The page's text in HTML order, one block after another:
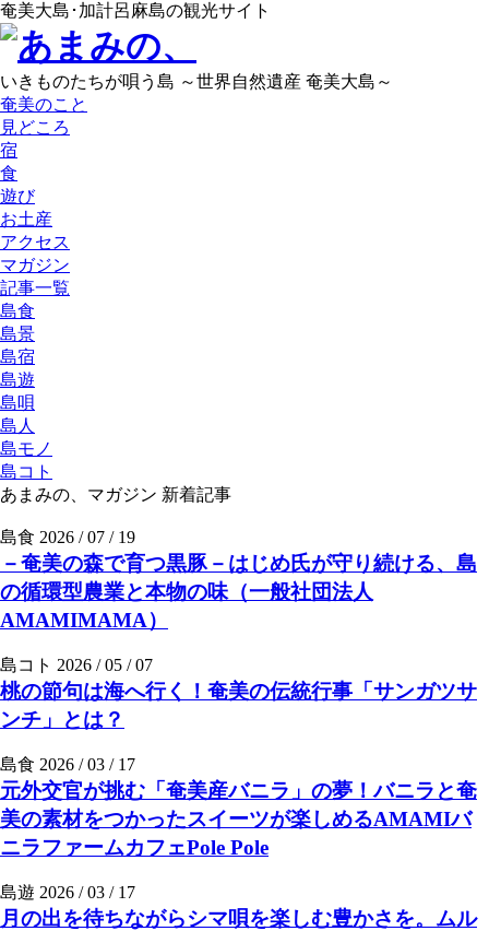
奄美大島･加計呂麻島の観光サイト
いきものたちが唄う島 ～世界自然遺産 奄美大島～
奄美のこと
見どころ
宿
食
遊び
お土産
アクセス
マガジン
記事一覧
島食
島景
島宿
島遊
島唄
島人
島モノ
島コト
あまみの、マガジン 新着記事
島食 2026 / 07 / 19
－奄美の森で育つ黒豚－はじめ氏が守り続ける、島
の循環型農業と本物の味（一般社団法人
AMAMIMAMA）
島コト 2026 / 05 / 07
桃の節句は海へ行く！奄美の伝統行事「サンガツサ
ンチ」とは？
島食 2026 / 03 / 17
元外交官が挑む「奄美産バニラ」の夢！バニラと奄
美の素材をつかったスイーツが楽しめるAMAMIバ
ニラファームカフェPole Pole
島遊 2026 / 03 / 17
月の出を待ちながらシマ唄を楽しむ豊かさを。ムル